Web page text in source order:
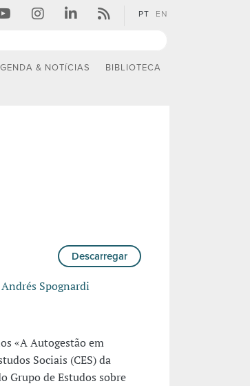
PT EN
& NOTÍCIAS BIBLIOTECA
Descarregar
Andrés Spognardi
«A Autogestão em
Sociais (CES) da
Grupo de Estudos sobre